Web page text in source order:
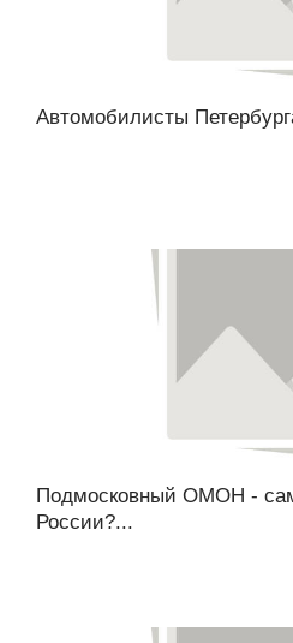
Автомобилисты
Подмосковный ОМОН -
России?...